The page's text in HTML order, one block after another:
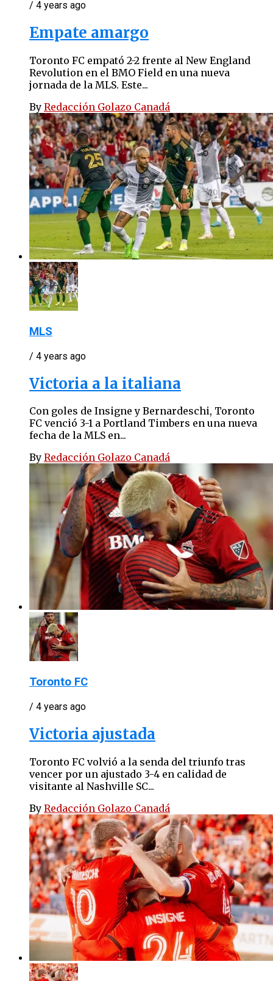
/ 4 years ago
Empate amargo
Toronto FC empató 2-2 frente al New England
Revolution en el BMO Field en una nueva
jornada de la MLS. Este...
By Redacción Golazo Canadá
MLS
/ 4 years ago
Victoria a la italiana
Con goles de Insigne y Bernardeschi, Toronto
FC venció 3-1 a Portland Timbers en una nueva
fecha de la MLS en...
By Redacción Golazo Canadá
Toronto FC
/ 4 years ago
Victoria ajustada
Toronto FC volvió a la senda del triunfo tras
vencer por un ajustado 3-4 en calidad de
visitante al Nashville SC...
By Redacción Golazo Canadá